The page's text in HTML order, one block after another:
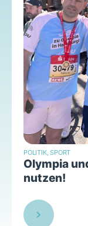
POLITIK,SPORT
Olympia
nutzen!